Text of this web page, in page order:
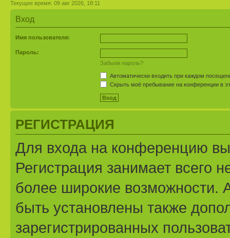
Текущее время: 09 авг 2026, 18:11
Вход
Имя пользователя:
Пароль:
Забыли пароль?
Автоматически входить при каждом
Скрыть моё пребывание на конференции в
РЕГИСТРАЦИЯ
Для входа на конференцию
Регистрация занимает всего
более широкие возможности.
быть установлены также
зарегистрированных